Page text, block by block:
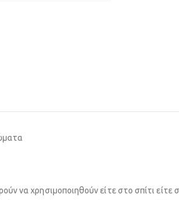
να χρησιμοποιηθούν είτε στο σπίτι